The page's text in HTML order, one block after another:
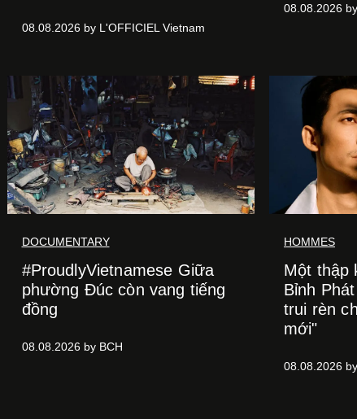
08.08.2026 by L'OFFICIEL Vietnam
08.08.2026
DOCUMENTARY
#ProudlyVietnamese Giữa
phường Đúc còn vang tiếng
đồng
08.08.2026 by BCH
HOMMES
Một thập
Bỉnh
trui rèn
mới"
08.08.2026